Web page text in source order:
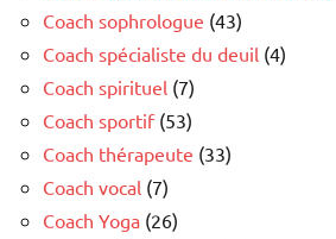
Coach sophrologue (43)
Coach spécialiste du deuil (4)
Coach spirituel (7)
Coach sportif(53)
Coach thérapeute (33)
Coach vocal (7)
Coach Yoga (26)